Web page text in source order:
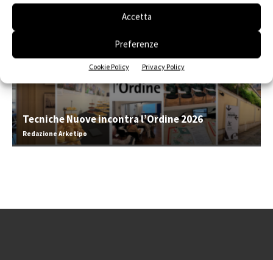
Accetta
Preferenze
Cookie Policy Privacy Policy
Tecniche Nuove incontra l’Ordine 2026
Redazione Arketipo